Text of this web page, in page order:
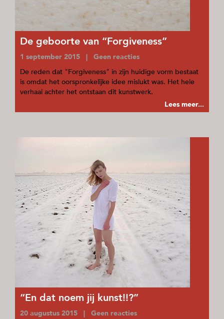
De geboorte van “Forgiveness”
1 september 2015 | Geen reacties
De reden dat "Forgiveness" in zijn huidige vorm bestaat
is omdat het oorspronkelijke idee mislukt was. Het hele
verhaal achter het ontstaan dit kunstwerk.
Lees meer...
“En dat noem jij kunst!!?”
20 augustus 2015 | Geen reacties